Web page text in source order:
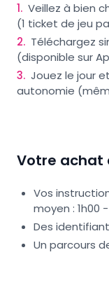
1. Veillez à bien
(1 ticket de jeu
2. Téléchargez
(disponible sur
3. Jouez le jour
autonomie
Votre achat
Vos
moyen : 1h00
Des
Un parcours